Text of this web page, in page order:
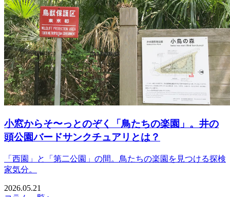
小窓からそ〜っとのぞく「鳥たちの楽園」。井の
頭公園バードサンクチュアリとは？
「西園」と「第二公園」の間。鳥たちの楽園を見つける探検
家気分。
2026.05.21